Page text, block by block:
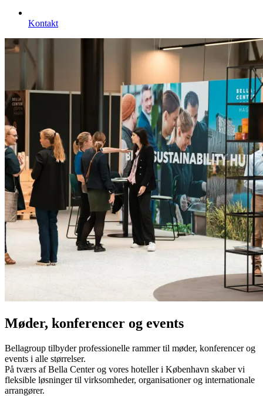
Kontakt
Møder, konferencer og events
Bellagroup tilbyder professionelle rammer til møder, konferencer og
events i alle størrelser.
På tværs af Bella Center og vores hoteller i København skaber vi
fleksible løsninger til virksomheder, organisationer og internationale
arrangører.